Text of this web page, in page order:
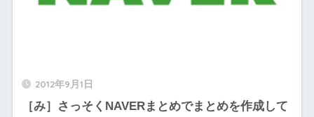
2012年9月1日
［み］さっそくNAVERまとめでまとめを作成して